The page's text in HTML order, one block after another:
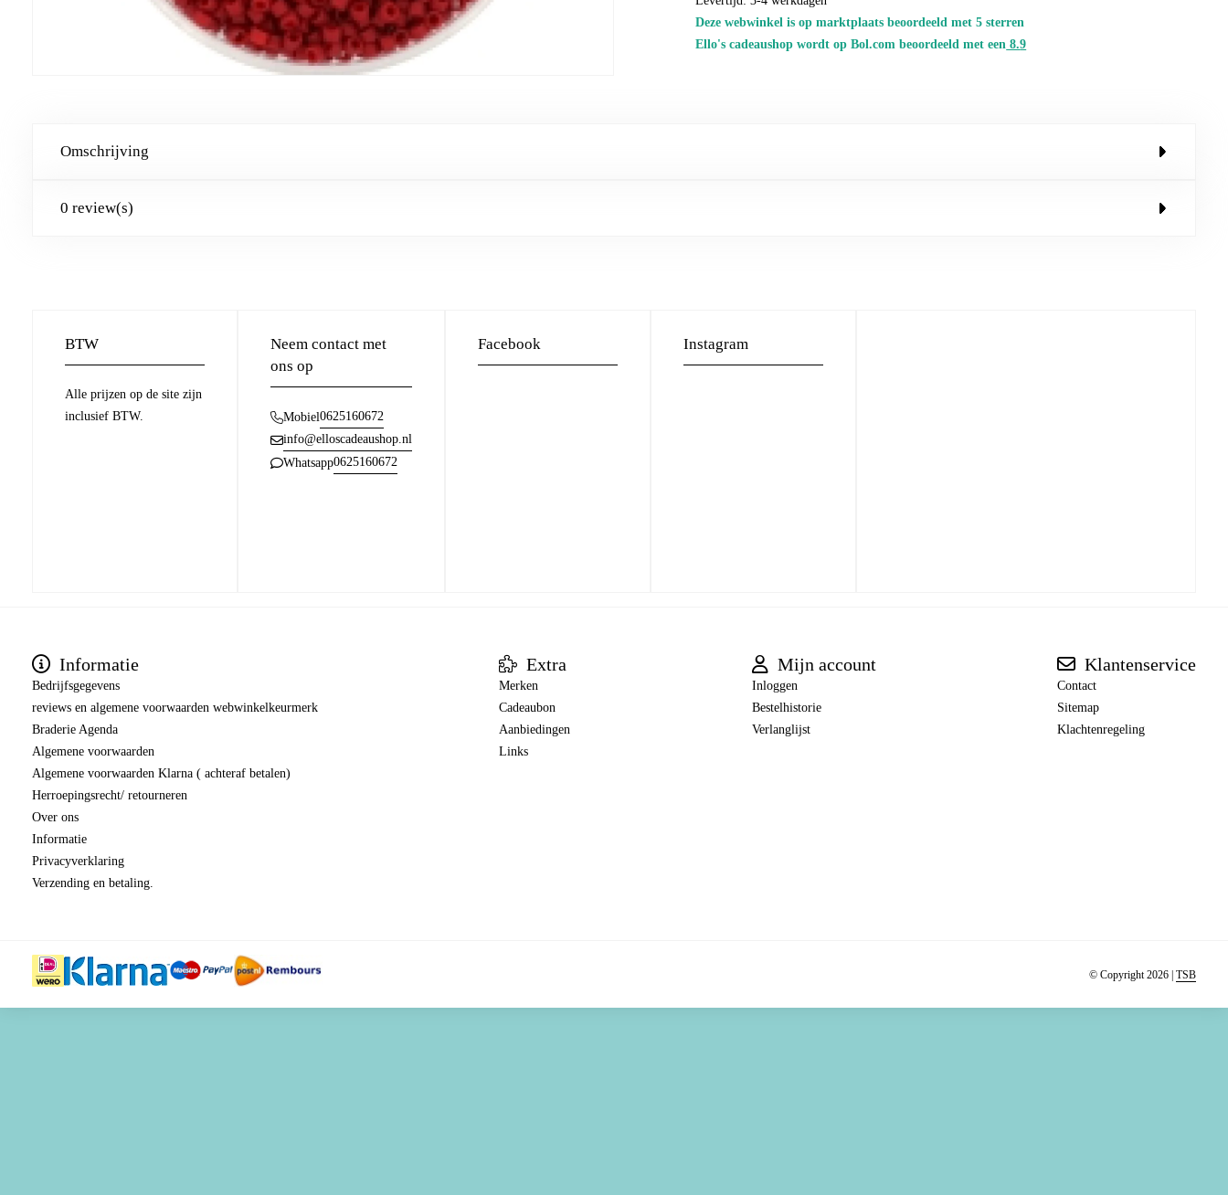
Deze webwinkel is op marktplaats beoordeeld met 5 sterren
Ello's cadeaushop wordt op Bol.com beoordeeld met een 8.9
Omschrijving
0 review(s)
BTW
Alle prijzen op de site zijn
inclusief BTW.
Neem contact met
ons op
Mobiel0625160672
info@elloscadeaushop.nl
Whatsapp0625160672
Facebook Instagram
Informatie
Bedrijfsgegevens
reviews en algemene voorwaarden webwinkelkeurmerk
Braderie Agenda
Algemene voorwaarden
Algemene voorwaarden Klarna ( achteraf betalen)
Herroepingsrecht/ retourneren
Over ons
Informatie
Privacyverklaring
Verzending en betaling.
Extra
Merken
Cadeaubon
Aanbiedingen
Links
Mijn account
Inloggen
Bestelhistorie
Verlanglijst
Klantenservice
Contact
Sitemap
Klachtenregeling
© Copyright 2026 | TSB